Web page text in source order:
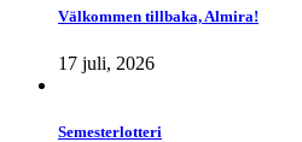
Välkommen tillbaka, Almira!
17 juli, 2026
Semesterlotteri